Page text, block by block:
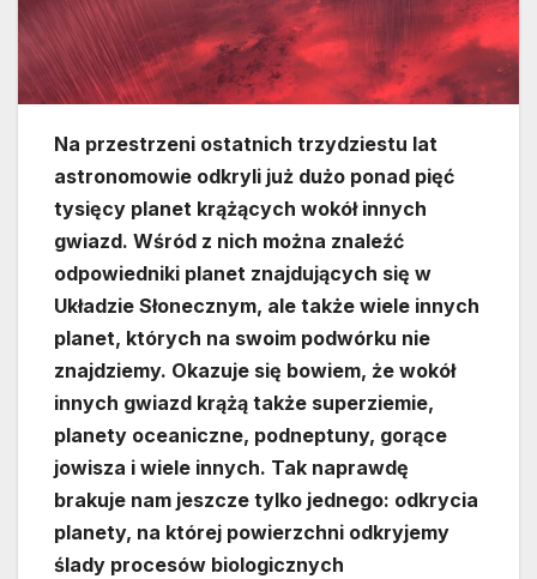
Na przestrzeni ostatnich trzydziestu lat
astronomowie odkryli już dużo ponad pięć
tysięcy planet krążących wokół innych
gwiazd. Wśród z nich można znaleźć
odpowiedniki planet znajdujących się w
Układzie Słonecznym, ale także wiele innych
planet, których na swoim podwórku nie
znajdziemy. Okazuje się bowiem, że wokół
innych gwiazd krążą także superziemie,
planety oceaniczne, podneptuny, gorące
jowisza i wiele innych. Tak naprawdę
brakuje nam jeszcze tylko jednego: odkrycia
planety, na której powierzchni odkryjemy
ślady procesów biologicznych